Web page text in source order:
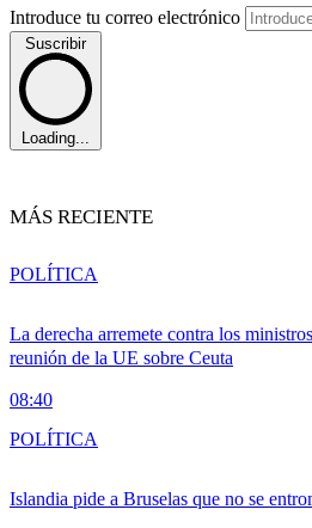
Introduce tu correo electrónico
Suscribir
Loading...
MÁS RECIENTE
La derecha arremete contra los
reunión de la UE sobre Ceuta
08:40
POLÍTICA
Islandia pide a Bruselas que no se
POLÍTICA